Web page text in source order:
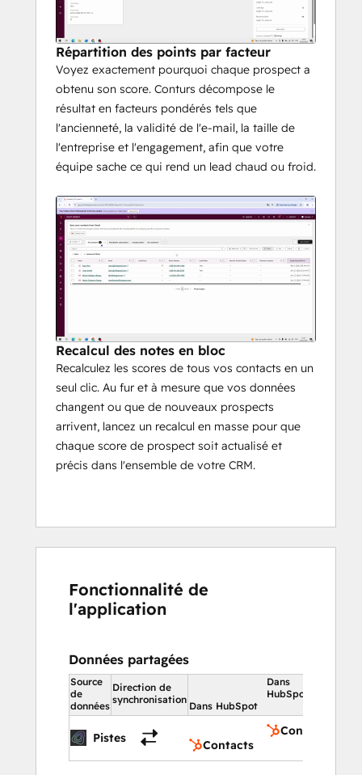
Répartition des points par facteur
Voyez exactement pourquoi chaque prospect a
obtenu son score. Conturs décompose le
résultat en facteurs pondérés tels que
l'ancienneté, la validité de l'e-mail, la taille de
l'entreprise et l'engagement, afin que votre
équipe sache ce qui rend un lead chaud ou froid.
Recalcul des notes en bloc
Recalculez les scores de tous vos contacts en un
seul clic. Au fur et à mesure que vos données
changent ou que de nouveaux prospects
arrivent, lancez un recalcul en masse pour que
chaque score de prospect soit actualisé et
précis dans l'ensemble de votre CRM.
Fonctionnalité de
l'application
Données partagées
Source
de
données
Direction de
synchronisation
Dans
HubSpot
Dans HubSpot
Pistes
Contacts
Contacts